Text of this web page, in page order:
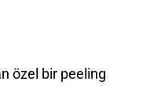
özel bir peeling